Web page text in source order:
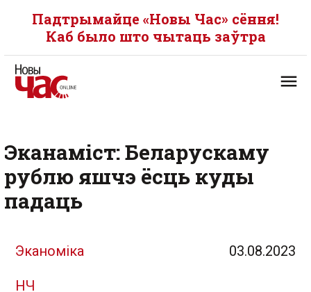
Падтрымайце «Новы Час» сёння!
Каб было што чытаць заўтра
Эканаміст: Беларускаму
рублю яшчэ ёсць куды
падаць
Эканоміка 03.08.2023
НЧ